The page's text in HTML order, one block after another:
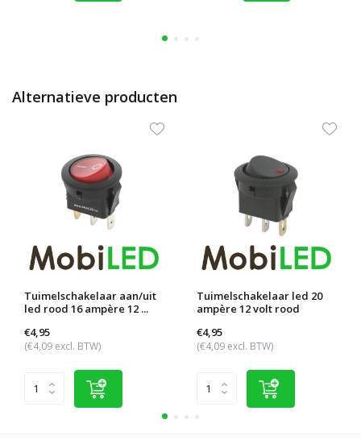
Alternatieve producten
Tuimelschakelaar aan/uit
led rood 16 ampère 12 ...
€4,95
(€4,09 excl. BTW)
Tuimelschakelaar led 20
ampère 12 volt rood
€4,95
(€4,09 excl. BTW)